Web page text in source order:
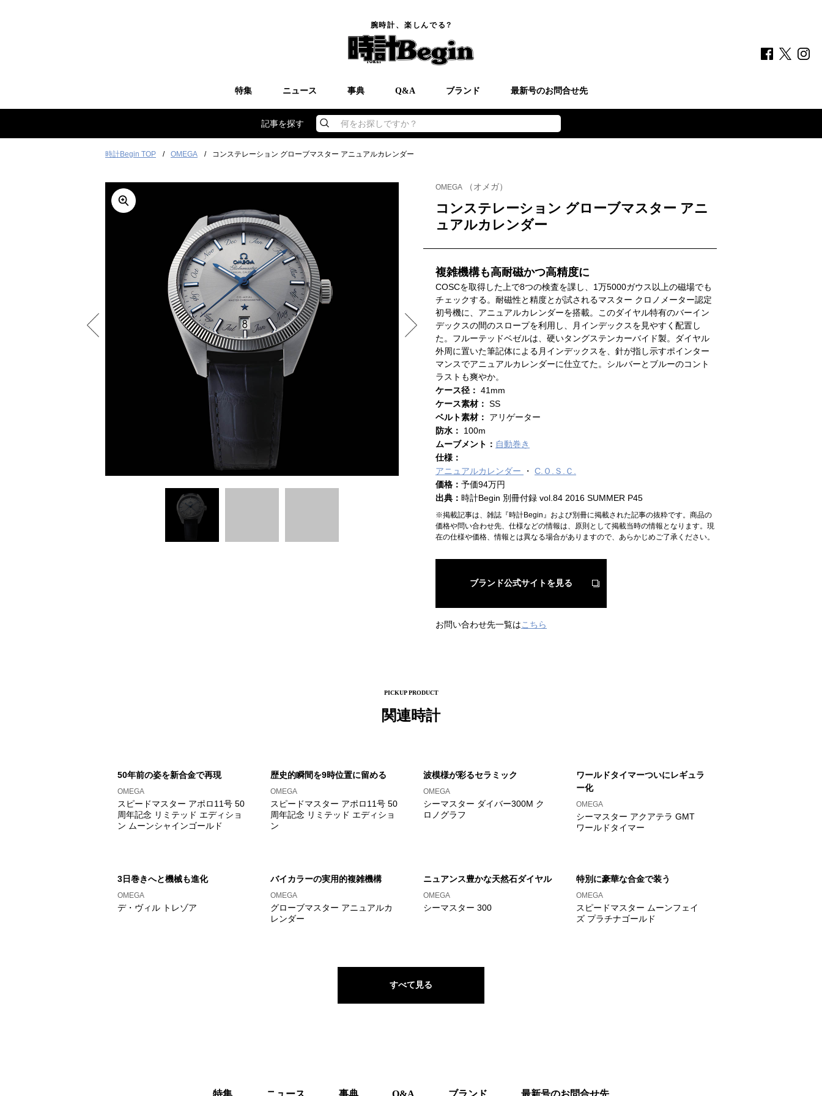
腕時計、楽しんでる?
特集 ニュース 事典 Q&A ブランド 最新号のお問合せ先
記事を探す 何をお探しですか？
時計Begin TOP OMEGA コンステレーション グローブマスター アニュアルカレンダー
OMEGA （オメガ）
コンステレーション グローブマスター アニ
ュアルカレンダー
複雑機構も高耐磁かつ高精度に
COSCを取得した上で8つの検査を課し、1万5000ガウス以上の磁場でも
チェックする。耐磁性と精度とが試されるマスター クロノメーター認定
初号機に、アニュアルカレンダーを搭載。このダイヤル特有のバーイン
デックスの間のスロープを利用し、月インデックスを見やすく配置し
た。フルーテッドベゼルは、硬いタングステンカーバイド製。ダイヤル
外周に置いた筆記体による月インデックスを、針が指し示すポインター
マンスでアニュアルカレンダーに仕立てた。シルバーとブルーのコント
ラストも爽やか。
ケース径： 41mm
ケース素材： SS
ベルト素材： アリゲーター
防水： 100m
ムーブメント： 自動巻き
仕様：
アニュアルカレンダー
C.Ｏ.Ｓ.Ｃ.
価格： 予価94万円
出典： 時計Begin 別冊付録 vol.84 2016 SUMMER P45
※掲載記事は、雑誌『時計Begin』および別冊に掲載された記事の抜粋です。商品の
価格や問い合わせ先、仕様などの情報は、原則として掲載当時の情報となります。現
在の仕様や価格、情報とは異なる場合がありますので、あらかじめご了承ください。
ブランド公式サイトを見る
お問い合わせ先一覧はこちら
PICKUP PRODUCT
関連時計
50年前の姿を新合金で再現
OMEGA
スピードマスター アポロ11号 50
周年記念 リミテッド エディショ
ン ムーンシャインゴールド
歴史的瞬間を9時位置に留める
OMEGA
スピードマスター アポロ11号 50
周年記念 リミテッド エディショ
ン
波模様が彩るセラミック
OMEGA
シーマスター ダイバー300M ク
ロノグラフ
ワールドタイマーついにレギュラ
ー化
OMEGA
シーマスター アクアテラ GMT
ワールドタイマー
3日巻きへと機械も進化
OMEGA
デ・ヴィル トレゾア
バイカラーの実用的複雑機構
OMEGA
グローブマスター アニュアルカ
レンダー
ニュアンス豊かな天然石ダイヤル
OMEGA
シーマスター 300
特別に豪華な合金で装う
OMEGA
スピードマスター ムーンフェイ
ズ プラチナゴールド
すべて見る
特集 ニュース 事典 Q&A ブランド 最新号のお問合せ先